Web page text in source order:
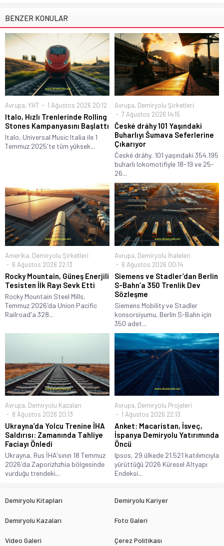
BENZER KONULAR
Avrupa, YHT 1 Ağustos 2026 20:12
Italo, Hızlı Trenlerinde Rolling
Stones Kampanyasını Başlattı
Italo, Universal Music Italia ile 1
Temmuz 2025'te tüm yüksek...
Avrupa, Demiryolu Şirketleri
7 Ağustos 2026 14:15
České dráhy 101 Yaşındaki
Buharlıyı Šumava Seferlerine
Çıkarıyor
České dráhy, 101 yaşındaki 354.195
buharlı lokomotifiyle 18-19 ve 25-
26...
Amerika, Demiryolu Şirketleri
6 Ağustos 2026 22:13
Rocky Mountain, Güneş Enerjili
Tesisten İlk Rayı Sevk Etti
Rocky Mountain Steel Mills,
Temmuz 2026'da Union Pacific
Railroad'a 328...
Avrupa, Demiryolu İhaleleri
6 Ağustos 2026 00:14
Siemens ve Stadler’dan Berlin
S-Bahn’a 350 Trenlik Dev
Sözleşme
Siemens Mobility ve Stadler
konsorsiyumu, Berlin S-Bahn için
350 adet...
Avrupa, Demiryolu Kazaları
8 Ağustos 2026 20:13
Ukrayna’da Yolcu Trenine İHA
Saldırısı: Zamanında Tahliye
Faciayı Önledi
Ukrayna, Rus İHA'sının 18 Temmuz
2026'da Zaporizhzhia bölgesinde
vurduğu trendeki...
Avrupa, Demiryolu Projeleri
1 Ağustos 2026 22:13
Anket: Macaristan, İsveç,
İspanya Demiryolu Yatırımında
Öncü
Ipsos, 29 ülkede 21.521 katılımcıyla
yürüttüğü 2026 Küresel Altyapı
Endeksi...
Demiryolu Kitapları Demiryolu Kariyer
Demiryolu Kazaları Foto Galeri
Video Galeri Çerez Politikası